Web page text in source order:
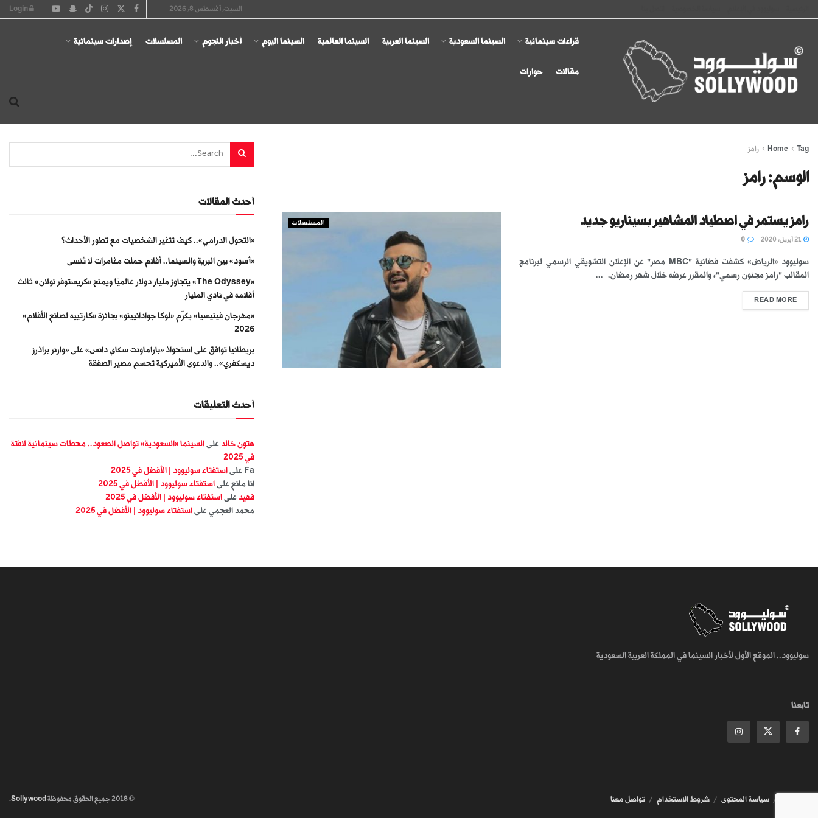
السبت, أغسطس 8, 2026
قراءات سينمائية السينما السعودية السينما العربية السينما العالمية السينما اليوم أخبار النجوم المسلسلات إصدارات سينمائية
مقالات حوارات
Home Tag رامز
الوسم:رامز
المسلسلات رامز يستمر في اصطياد المشاهير بسيناريو جديد
سوليوود «الرياض» كشفت فضائية "MBC مصر" عن الإعلان التشويقي الرسمي لبرنامج
المقالب "رامز مجنون رسمي"، والمقرر عرضه خلال شهر رمضان. ...
READ MORE
أحدث المقالات
«التحول الدرامي».. كيف تتغير الشخصيات مع تطور الأحداث؟
«أسود» بين البرية والسينما.. أفلام حملت مغامرات لا تُنسى
«The Odyssey» يتجاوز مليار دولار عالميًا ويمنح «كريستوفر نولان» ثالث
أفلامه في نادي المليار
«مهرجان فينيسيا» يكرّم «لوكا جوادانيينو» بجائزة «كارتييه لصانع الأفلام»
2026
بريطانيا توافق على استحواذ «باراماونت سكاي دانس» على «وارنر براذرز
ديسكفري».. والدعوى الأميركية تحسم مصير الصفقة
أحدث التعليقات
هتون خالد على السينما «السعودية» تواصل الصعود.. محطات سينمائية لافتة
في 2025
Fa على استفتاء سوليوود | الأفضل في 2025
انا مانع على استفتاء سوليوود | الأفضل في 2025
فهيد على استفتاء سوليوود | الأفضل في 2025
محمد العجمي على استفتاء سوليوود | الأفضل في 2025
سوليوود.. الموقع الأول لأخبار السينما في المملكة العربية السعودية
تابعنا
© 2018 جميع الحقوق محفوظة Sollywood
. سياسة المحتوى شروط الاستخدام تواصل معنا